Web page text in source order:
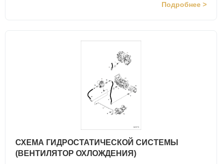
Подробнее >
СХЕМА ГИДРОСТАТИЧЕСКОЙ СИСТЕМЫ
(ВЕНТИЛЯТОР ОХЛОЖДЕНИЯ)